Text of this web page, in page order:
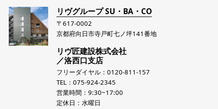
リヴグループ SU・BA・CO
〒617-0002
京都府向日市寺戸町七ノ坪141番地
リヴ匠建設株式会社
／洛西口支店
フリーダイヤル：0120-811-157
TEL：075-924-2345
営業時間：9:30~17:00
定休日：水曜日